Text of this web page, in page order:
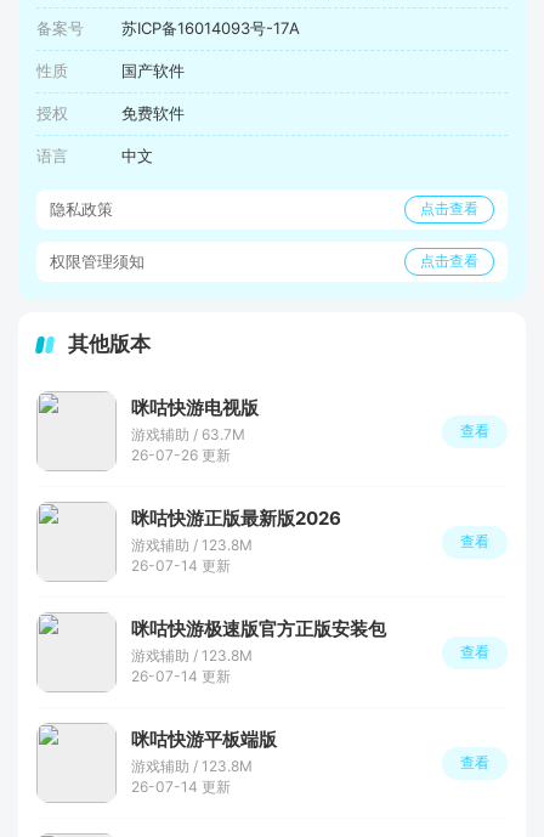
备案号 苏ICP备16014093号-17A
性质 国产软件
授权 免费软件
语言 中文
隐私政策 点击查看
权限管理须知 点击查看
其他版本
咪咕快游电视版
游戏辅助 / 63.7M
26-07-26 更新
查看
咪咕快游正版最新版2026
游戏辅助 / 123.8M
26-07-14 更新
查看
咪咕快游极速版官方正版安装包
游戏辅助 / 123.8M
26-07-14 更新
查看
咪咕快游平板端版
游戏辅助 / 123.8M
26-07-14 更新
查看